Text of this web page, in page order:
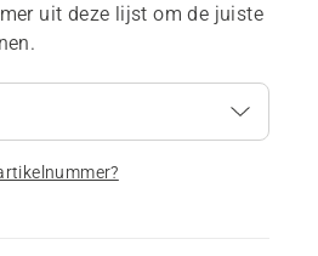
uit deze lijst om de juiste